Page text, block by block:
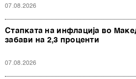
07.08.2026
Стапката на инфлација во
забави на 2,3 проценти
07.08.2026